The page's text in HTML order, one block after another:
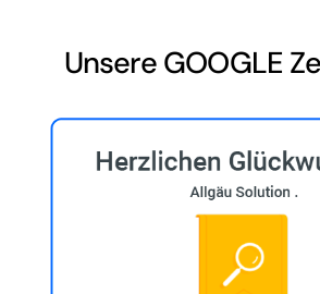
Unsere GOOGLE